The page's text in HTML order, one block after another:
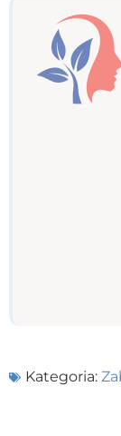
Kategoria: